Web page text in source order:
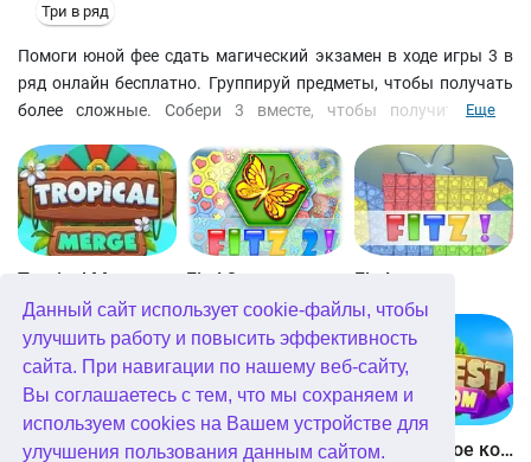
Данный сайт использует cookie-файлы, чтобы
улучшить работу и повысить эффективность
сайта. При навигации по нашему веб-сайту,
Вы соглашаетесь с тем, что мы сохраняем и
используем cookies на Вашем устройстве для
улучшения пользования данным сайтом.
Три в ряд
Помоги юной фее сдать магический экзамен в ходе игры 3 в
ряд онлайн бесплатно. Группируй предметы, чтобы получать
более сложные. Собери 3 вместе, чтобы получить один
продвинутых объекта. Фея-крестная будет твоей наставницей,
а также поможет с выполнением ннекоторых задач, которые
могут отнимать много времени. Знакомьтесь со сказочными
персонажами и отыщите волшебных животных: драконов и
единорогов. Выполняйте задания и собирайте ключи, чтобы
исследовать новые земли. Яркая графика и увлекательный
игровой процесс в cтиле "собери 3" ‐ отличительные черты этой
игры merge онлайн. Попробуйте и другие бесплатные игры в
этом жанре, если вам они нравятся.
Еще
Tropical Merge Fitz! 2 Fitz!
Bubblez! Athena Match Соединенное королевство